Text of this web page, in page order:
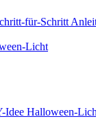
für-Schritt
Licht
Idee Halloween-